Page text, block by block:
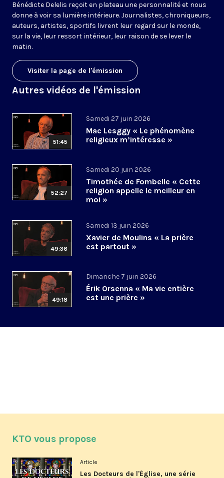
Bénédicte Delelis reçoit en plateau une personnalité et nous
donne à voir sa lumière intérieure. Journalistes, chroniqueurs,
auteurs, artistes, sportifs livrent leur regard sur le monde,
sur la vie, leur ressort intérieur, leur raison de se lever le
matin.
Visiter la page de l'émission
Autres vidéos de l'émission
51:45
Samedi 27 juin 2026
Mac Lesggy « Le phénomène
religieux m’intéresse »
52:27
Samedi 20 juin 2026
Timothée de Fombelle « Cette
religion appelle le meilleur en
moi »
49:36
Samedi 13 juin 2026
Xavier de Moulins « La prière
est partout »
49:18
Dimanche 7 juin 2026
Érik Orsenna « Ma vie entière
est une prière »
KTO vous propose
Article
Les Docteurs de l'Église, une série